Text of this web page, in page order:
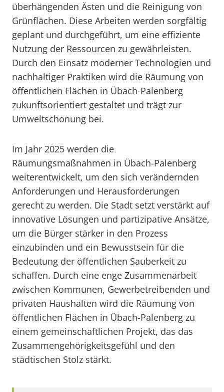
überhängenden Ästen und die Reinigung von
Grünflächen. Diese Arbeiten werden sorgfältig
geplant und durchgeführt, um eine effiziente
Nutzung der Ressourcen zu gewährleisten.
Durch den Einsatz moderner Technologien und
nachhaltiger Praktiken wird die Räumung von
öffentlichen Flächen in Übach-Palenberg
zukunftsorientiert gestaltet und trägt zur
Umweltschonung bei.
Im Jahr 2025 werden die
Räumungsmaßnahmen in Übach-Palenberg
weiterentwickelt, um den sich verändernden
Anforderungen und Herausforderungen
gerecht zu werden. Die Stadt setzt verstärkt auf
innovative Lösungen und partizipative Ansätze,
um die Bürger stärker in den Prozess
einzubinden und ein Bewusstsein für die
Bedeutung der öffentlichen Sauberkeit zu
schaffen. Durch eine enge Zusammenarbeit
zwischen Kommunen, Gewerbetreibenden und
privaten Haushalten wird die Räumung von
öffentlichen Flächen in Übach-Palenberg zu
einem gemeinschaftlichen Projekt, das das
Zusammengehörigkeitsgefühl und den
städtischen Stolz stärkt.